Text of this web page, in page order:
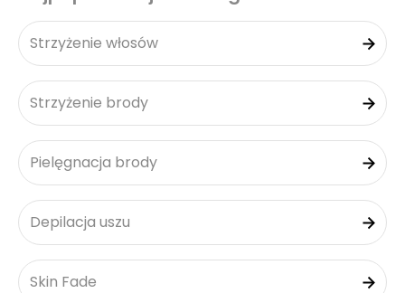
Strzyżenie włosów
Strzyżenie brody
Pielęgnacja brody
Depilacja uszu
Skin Fade